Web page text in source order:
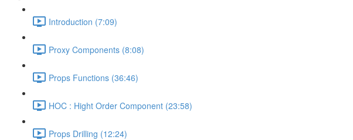
Introduction (7:09)
Proxy Components (8:08)
Props Functions (36:46)
HOC : Hight Order Component (23:58)
Props Drilling (12:24)